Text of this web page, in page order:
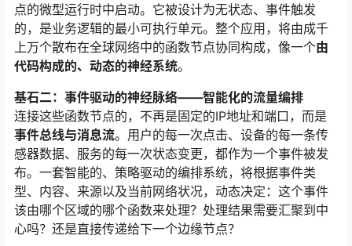
点的微型运行时中启动。它被设计为无状态、事件触发
的，是业务逻辑的最小可执行单元。整个应用，将由成千
上万个散布在全球网络中的函数节点协同构成，像一个由
代码构成的、动态的神经系统。
基石二：事件驱动的神经脉络——智能化的流量编排
连接这些函数节点的，不再是固定的IP地址和端口，而是
事件总线与消息流。用户的每一次点击、设备的每一条传
感器数据、服务的每一次状态变更，都作为一个事件被发
布。一套智能的、策略驱动的编排系统，将根据事件类
型、内容、来源以及当前网络状况，动态决定：这个事件
该由哪个区域的哪个函数来处理？处理结果需要汇聚到中
心吗？还是直接传递给下一个边缘节点？